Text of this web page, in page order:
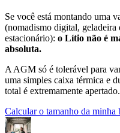
Se você está montando uma
(nomadismo digital, geladeira
estacionário): o Lítio não é
absoluta.
A AGM só é tolerável para
uma simples caixa térmica e
total é extremamente apertado.
Calcular o tamanho da minha